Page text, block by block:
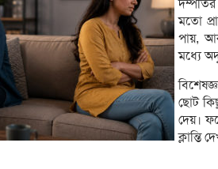
মতো
পায়,
মধ্যে
ছোট
দেয়।
ক্লান্তি